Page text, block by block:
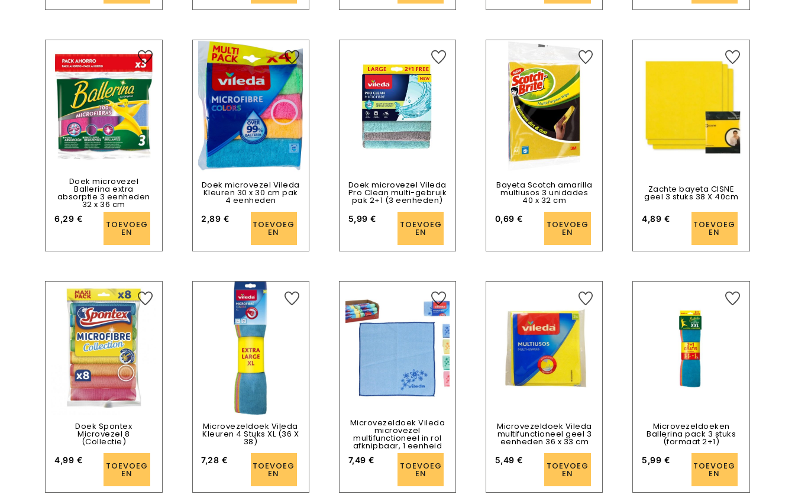
Doek microvezel
Ballerina extra
absorptie 3 eenheden
32 x 36 cm
6,29 €
TOEVOEG
EN
Doek microvezel Vileda
Kleuren 30 x 30 cm pak
4 eenheden
2,89 €
TOEVOEG
EN
Doek microvezel Vileda
Pro Clean multi-gebruik
pak 2+1 (3 eenheden)
5,99€
TOEVOEG
EN
Bayeta Scotch amarilla
multiusos 3 unidades
40 x 32 cm
0,69€
TOEVOEG
EN
Zachte bayeta CISNE
geel 3 stuks 38 X 40cm
4,89 €
TOEVOEG
EN
Doek Spontex
Microvezel 8
(Collectie)
4,99 €
TOEVOEG
EN
Microvezeldoek Vileda
Kleuren 4 Stuks XL (36 X
38)
7,28 €
TOEVOEG
EN
Microvezeldoek Vileda
microvezel
multifunctioneel in rol
afknipbaar, 1 eenheid
7,49€
TOEVOEG
EN
Microvezeldoek Vileda
multifunctioneel geel 3
eenheden 36 x 33 cm
5,49€
TOEVOEG
EN
Microvezeldoeken
Ballerina pack 3 stuks
(formaat 2+1)
5,99 €
TOEVOEG
EN